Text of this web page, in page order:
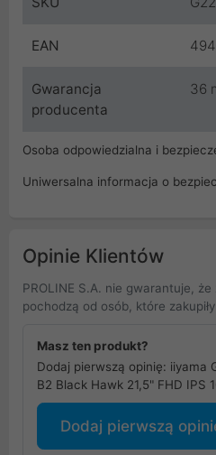
EAN
Gwarancja
producenta
36
Osoba odpowiedzialna i
Uniwersalna informacja o
Opinie Klientów
PROLINE S.A. nie gwarantuje,
pochodzą od osób, które
Masz ten produkt?
Dodaj pierwszą opinię: iiyama
B2 Black Hawk 21,5" FHD IPS
Dodaj pierwszą